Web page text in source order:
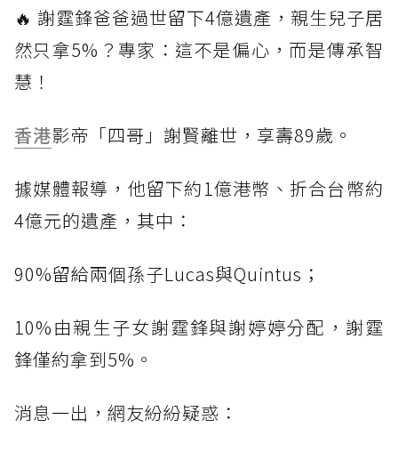
🔥 謝霆鋒爸爸過世留下4億遺產，親生兒子居
然只拿5%？專家：這不是偏心，而是傳承智
慧！
香港影帝「四哥」謝賢離世，享壽89歲。
據媒體報導，他留下約1億港幣、折合台幣約
4億元的遺產，其中：
90%留給兩個孫子Lucas與Quintus；
10%由親生子女謝霆鋒與謝婷婷分配，謝霆
鋒僅約拿到5%。
消息一出，網友紛紛疑惑：